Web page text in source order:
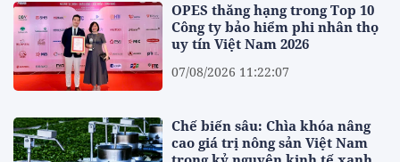
OPES thăng hạng trong Top 10
Công ty bảo hiểm phi nhân thọ
uy tín Việt Nam 2026
07/08/2026 11:22:07
Chế biến sâu: Chìa khóa nâng
cao giá trị nông sản Việt Nam